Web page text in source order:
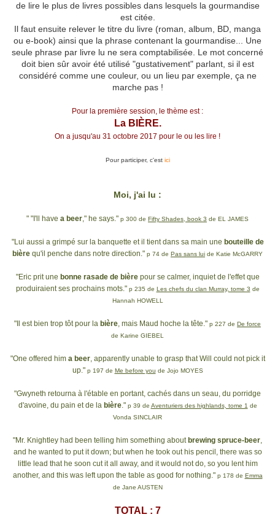
de lire le plus de livres possibles dans lesquels la gourmandise
est citée.
Il faut ensuite relever le titre du livre (roman, album, BD, manga
ou e-book) ainsi que la phrase contenant la gourmandise... Une
seule phrase par livre lu ne sera comptabilisée. Le mot concerné
doit bien sûr avoir été utilisé "gustativement" parlant, si il est
considéré comme une couleur, ou un lieu par exemple, ça ne
marche pas !
Pour la première session, le thème est :
La BIÈRE.
On a jusqu'au 31 octobre 2017 pour le ou les lire !
Pour participer, c'est ici
Moi, j'ai lu :
" "I'll have a beer," he says." p 300 de Fifty Shades, book 3 de EL JAMES
"Lui aussi a grimpé sur la banquette et il tient dans sa main une bouteille de
bière qu'il penche dans notre direction." p 74 de Pas sans lui de Katie McGARRY
"Eric prit une bonne rasade de bièrepour se calmer, inquiet de l'effet que
produiraient ses prochains mots." p 235 de Les chefs du clan Murray, tome 3 de
Hannah HOWELL
"Il est bien trop tôt pour la bière, mais Maud hoche la tête." p 227 de De force
de Karine GIEBEL
"One offered hima beer, apparently unable to grasp that Will could not pick it
up." p 197 de Me before you de Jojo MOYES
"Gwyneth retourna à l'étable en portant, cachés dans un seau, du porridge
d'avoine, du pain et de la bière." p 39 de Aventuriers des highlands, tome 1 de
Vonda SINCLAIR
"Mr. Knightley had been telling him something aboutbrewing spruce-beer,
and he wanted to put it down; but when he took out his pencil, there was so
little lead that he soon cut it all away, and it would not do, so you lent him
another, and this was left upon the table as good for nothing." p 178 de Emma
de Jane AUSTEN
TOTAL : 7